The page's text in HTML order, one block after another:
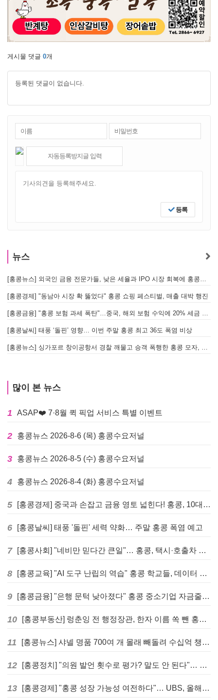
게시물 댓글 0개
등록된 댓글이 없습니다.
등록
뉴스
[홍콩경제] "동남아 시장 확 뚫었다" 홍콩 쇼핑 페스티벌, 매출 대박 행진
[홍콩날씨] 태풍 ‘돌핀’ 영향… 이번 주말 홍콩 최고 36도 폭염 비상
많이 본 뉴스
1 ASAP❤️ 7·8월 퀵 픽업 서비스 특별 이벤트
2 홍콩뉴스 2026-8-6 (목) 홍콩수요저널
3 홍콩뉴스 2026-8-5 (수) 홍콩수요저널
4 홍콩뉴스 2026-8-4 (화) 홍콩수요저널
5 [홍콩경제] 중국과 손잡고 금융 영토 넓힌다! 홍콩, 10대 신규 정책 발표
6 [홍콩날씨] 태풍 '돌핀' 세력 약화… 주말 홍콩 폭염 예고
7 [홍콩사회] "네비만 믿다간 큰일"… 홍콩, 택시·호출차 통합 시험 도입하며 규제 본격화
8 [홍콩교육] "AI 도구 난립의 역습" 홍콩 학교들, 데이터 고립에 교육 효과 평가 비상
9 [홍콩금융] "은행 문턱 낮아졌다" 홍콩 중소기업 자금줄 숨통 트이나… HKMA "2분기 신용 조건 안정적"
10 [홍콩부동산] 렁춘잉 전 행정장관, 한자 이름 쏙 뺀 홍콩 고급 아파트 단지들에 쓴소리
11 [홍콩뉴스] 샤넬 명품 700여 개 몰래 빼돌려 수십억 챙긴 직원 4년~7년형 선고
12 [홍콩정치] "의원 발언 횟수로 평가? 말도 안 된다"… 홍콩 입법회 의장의 일침
13 [홍콩경제] "홍콩 성장 가능성 여전하다"… UBS, 올해 홍콩 GDP 성장률 전망치 4.5%로 대폭 상향